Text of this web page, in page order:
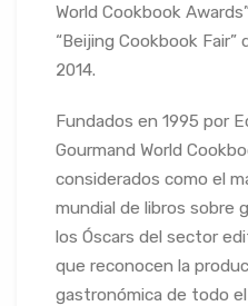
World Cookbook
“Beijing Cookbook Fair”
2014.
Fundados en 1995 por
Gourmand World
considerados como el
mundial de libros sobre
los Óscars del sector
que reconocen la
gastronómica de todo